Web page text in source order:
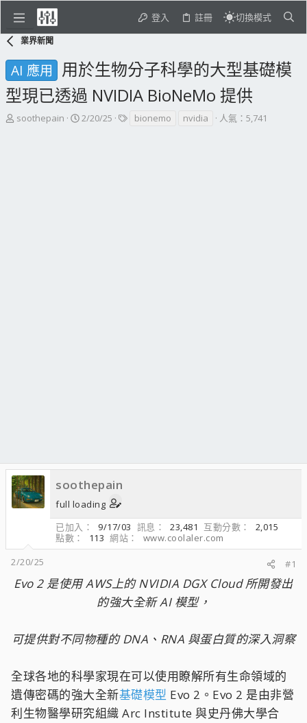
登入 註冊 切換模式
業界新聞
AI 應用 用於生物分子科學的大型基礎模
型現已透過 NVIDIA BioNeMo 提供
主
soothepain
開
2/20/25
標bionemo nvidia 人氣：5,741
soothepain
full loading
已加入
9/17/03 訊息 23,481 互動分數
2,015
點數
113 網站
www.coolaler.com
2/20/25
#1
Evo 2 是使用 AWS上的 NVIDIA DGX Cloud 所開發出
的強大全新 AI 模型，
可提供對不同物種的 DNA、RNA 與蛋白質的深入洞察
全球各地的科學家現在可以使用瞭解所有生命領域的
遺傳密碼的強大全新基礎模型 Evo 2。Evo 2 是由非營
利生物醫學研究組織 Arc Institute 與史丹佛大學合